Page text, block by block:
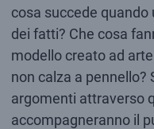
cosa succede quando
dei fatti? Che cosa
modello creato ad
non calza a pennello?
argomenti attraverso
accompagneranno il